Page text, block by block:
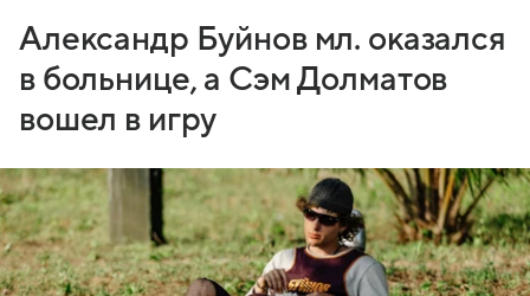
Александр Буйнов мл. оказался
в больнице, а Сэм Долматов
вошел в игру